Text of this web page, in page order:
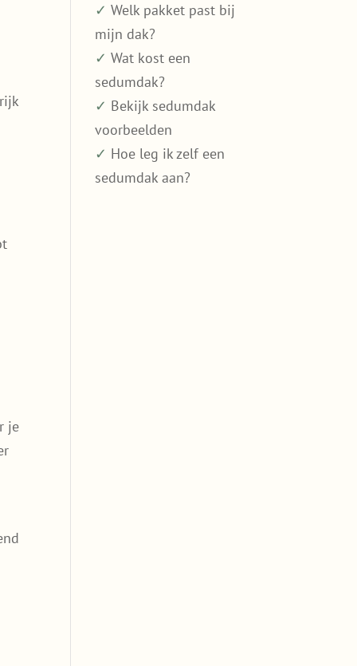
je
✓ Welk pakket past bij
mijn dak?
✓ Wat kost een
sedumdak?
✓ Bekijk sedumdak
voorbeelden
✓ Hoe leg ik zelf een
sedumdak aan?